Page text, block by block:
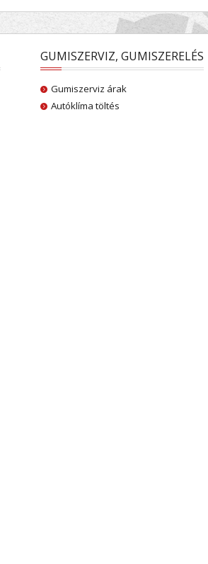
GUMISZERVIZ, GUMISZERELÉS
Gumiszerviz árak
Autóklíma töltés